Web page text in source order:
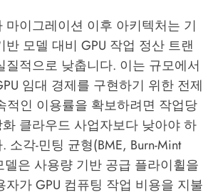
마이그레이션 이후 아키텍처는 기
반 모델 대비 GPU 작업 정산 트랜
질적으로 낮춥니다. 이는 규모에서
임대 경제를 구현하기 위한 전제
적인 이용률을 확보하려면 작업당
클라우드 사업자보다 낮아야 하
소각-민팅 균형(BME, Burn-Mint
델은 사용량 기반 공급 플라이휠을
자가 GPU 컴퓨팅 작업 비용을 지불